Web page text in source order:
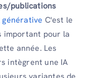
publications
générative C'est le
important pour la
année. Les
intègrent une IA